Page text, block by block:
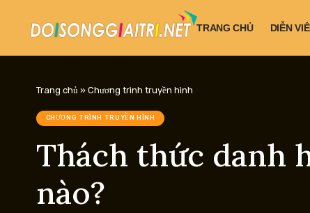
TRANG CHỦ DIỄN
Trang chủ » Chương trình truyền hình
CHƯƠNG TRÌNH TRUYỀN HÌNH
Thách thức danh
nào?